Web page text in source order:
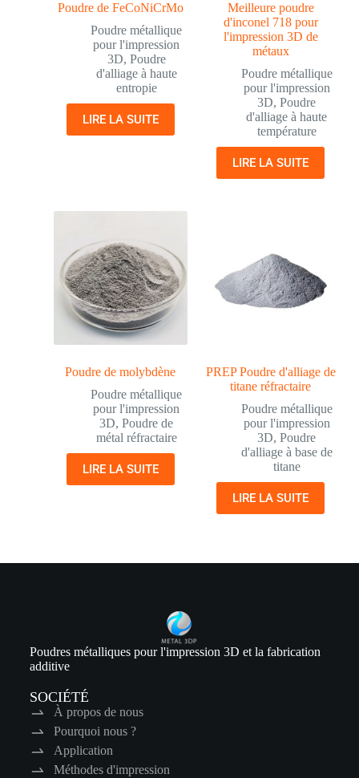
Poudre de FeCoNiCrMo
Poudre métallique
pour l'impression
3D, Poudre
d'alliage à haute
entropie
LIRE LA SUITE
Meilleure poudre
d'inconel 718 pour
l'impression 3D de
métaux
Poudre métallique
pour l'impression
3D,Poudre
d'alliage à haute
température
LIRE LA SUITE
Poudre de molybdène
Poudre métallique
pour l'impression
3D,Poudre de
métal réfractaire
LIRE LA SUITE
PREP Poudre d'alliage de
titane réfractaire
Poudre métallique
pour l'impression
3D,Poudre
d'alliage à base de
titane
LIRE LA SUITE
Poudres métalliques pour l'impression 3D et la fabrication
additive
SOCIÉTÉ
À propos de nous
Pourquoi nous ?
Application
Méthodes d'impression